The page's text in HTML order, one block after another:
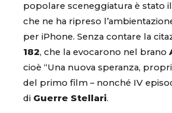
popolare sceneggiatura è stato
che ne ha ripreso
per iPhone. Senza contare la
182, che la evocarono nel brano
cioè “Una nuova speranza,
del primo film – nonché IV
di Guerre Stellari.